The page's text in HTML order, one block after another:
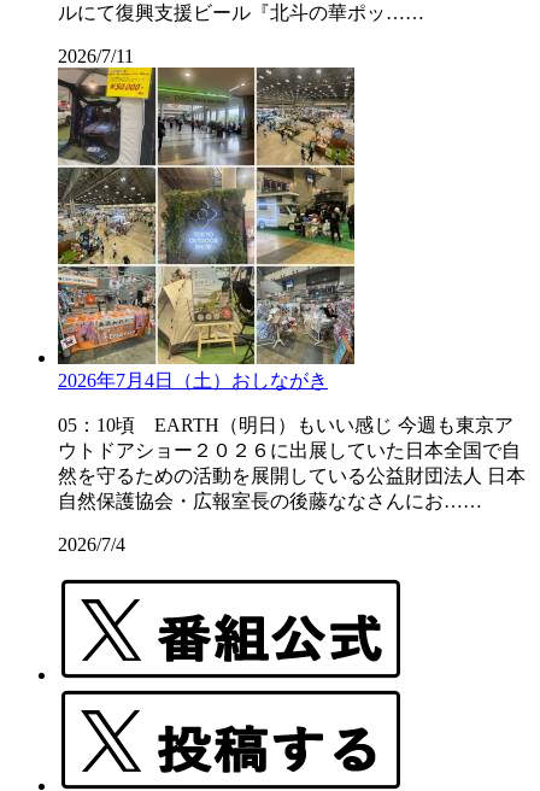
ルにて復興支援ビール『北斗の華ポッ……
2026/7/11
2026年7月4日（土）おしながき
05：10頃 EARTH（明日）もいい感じ 今週も東京ア
ウトドアショー２０２６に出展していた日本全国で自
然を守るための活動を展開している公益財団法人 日本
自然保護協会・広報室長の後藤ななさんにお……
2026/7/4